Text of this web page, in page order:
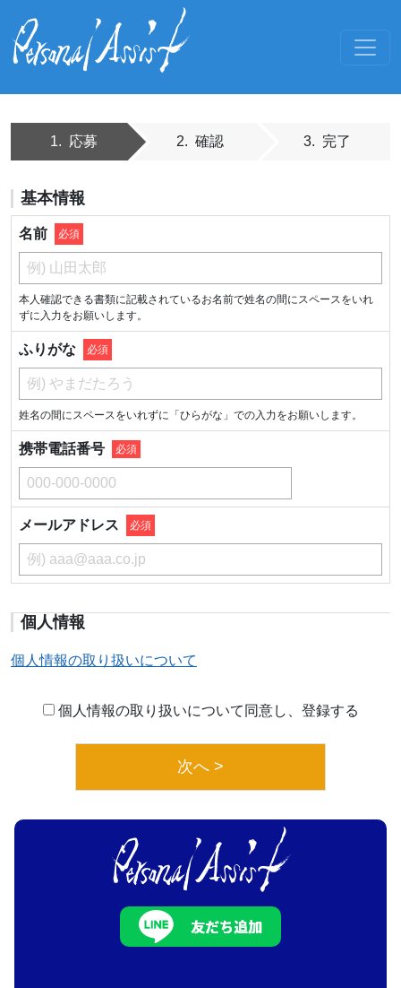
1. 応募 2.確認 3. 完了
基本情報
名前 必須
本人確認できる書類に記載されているお名前で姓名の間にスペースをいれ
ずに入力をお願いします。
ふりがな 必須
姓名の間にスペースをいれずに「ひらがな」での入力をお願いします。
携帯電話番号 必須
メールアドレス 必須
個人情報
個人情報の取り扱いについて
個人情報の取り扱いについて同意し、登録する
次へ >